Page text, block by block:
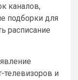
каналов,
подборки для
расписание
и